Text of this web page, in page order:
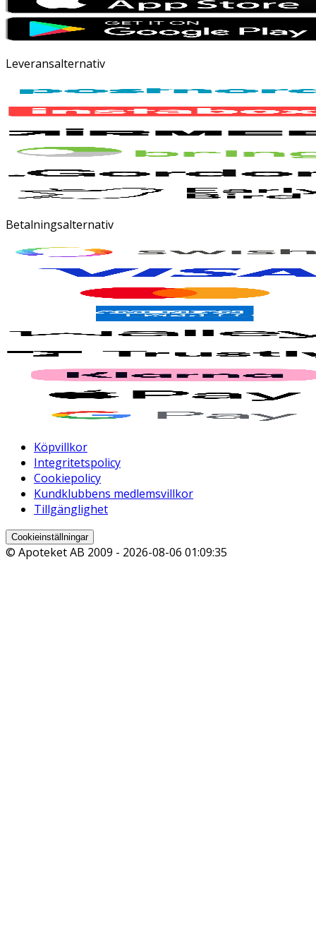
Leveransalternativ
Betalningsalternativ
Köpvillkor
Integritetspolicy
Cookiepolicy
Kundklubbens medlemsvillkor
Tillgänglighet
Cookieinställningar
© Apoteket AB 2009 - 2026-08-06 01:09:35